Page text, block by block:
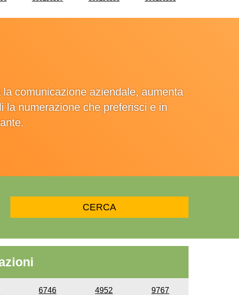
comunicazione aziendale, aumenta
la numerazione che preferisci e in
6746 4952 9767